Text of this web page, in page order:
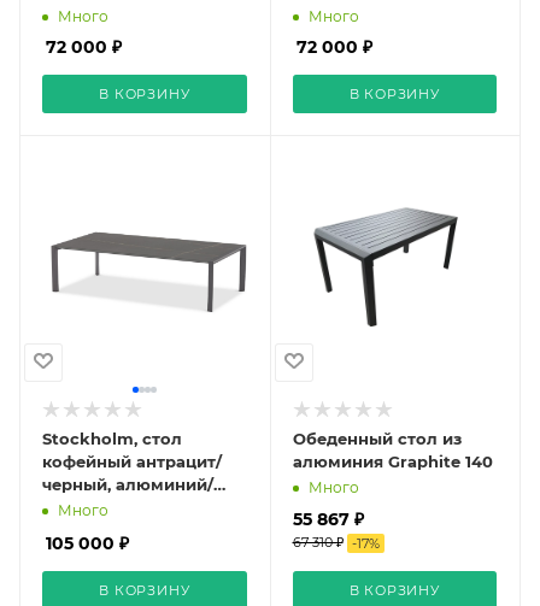
стекло
Много
72 000 ₽
В КОРЗИНУ
стекло с керамической
Много
72 000 ₽
В КОРЗИНУ
Stockholm, стол
кофейный антрацит/
черный, алюминий/
спеченный камень
Много
105 000 ₽
В КОРЗИНУ
Обеденный стол из
алюминия Graphite 140
Много
55 867 ₽
67 310 ₽ -17%
В КОРЗИНУ